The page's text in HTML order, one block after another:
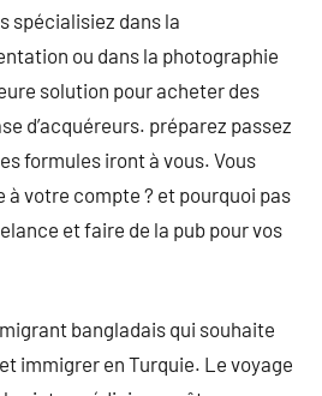
spécialisiez dans la
ou dans la photographie
solution pour acheter des
d’acquéreurs. préparez passez
formules iront à vous. Vous
votre compte ? et pourquoi pas
et faire de la pub pour vos
migrant bangladais qui souhaite
immigrer en Turquie. Le voyage